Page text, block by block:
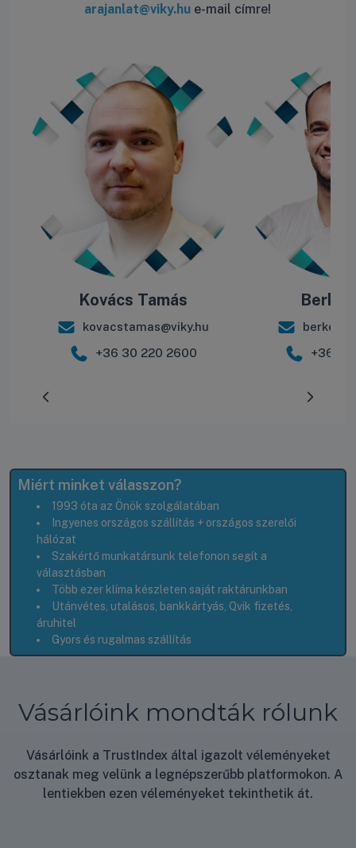
arajanlat@viky.hu e-mail címre!
Kovács Tamás
kovacstamas@viky.hu
+36 30 220 2600
Berke
+36 30
Miért minket válasszon?
1993 óta az Önök szolgálatában
Ingyenes országos szállítás + országos szerelői
hálózat
Szakértő munkatársunk telefonon segít a
választásban
Több ezer klíma készleten saját raktárunkban
Utánvétes, utalásos, bankkártyás, Qvik fizetés,
áruhitel
Gyors és rugalmas szállítás
Vásárlóink mondták rólunk
Vásárlóink a TrustIndex által igazolt véleményeket
osztanak meg velünk a legnépszerűbb platformokon. A
lentiekben ezen véleményeket tekinthetik át.